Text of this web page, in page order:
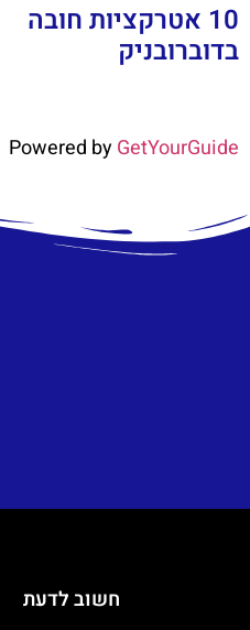
10 אטרקציות חובה
בדוברובניק
Powered byGetYourGuide
חשוב לדעת